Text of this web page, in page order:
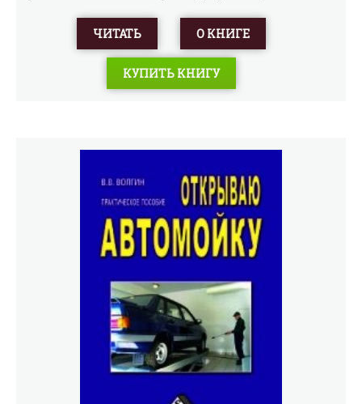
исполнителей для обдумывания, оценки своих
возможностей и выбора вида деятельности.
ЧИТАТЬ О КНИГЕ
КУПИТЬ КНИГУ